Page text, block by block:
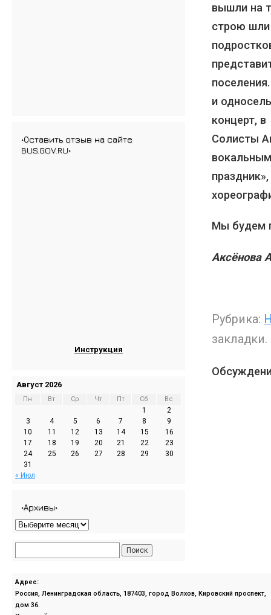
вышли на
строю шли
и
концерт,
Солисты
Мы будем
Аксёнова
Рубрика:
закладки.
•Оставить отзыв на сайте
BUS.GOV.RU•
Инструкция
Август 2026
Пн Вт Ср Чт Пт Сб Вс
1
2
3
4 5 6 7 8
9
10
11 12 13 14 15
16
17
18 19 20 21 22
23
24
25 26 27 28 29
30
31
« Июл
•Архивы•
Адрес:
Россия, Ленинградская область, 187403, город Волхов, Кировский проспект,
дом 36.